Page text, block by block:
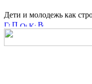
Дети и молодежь как